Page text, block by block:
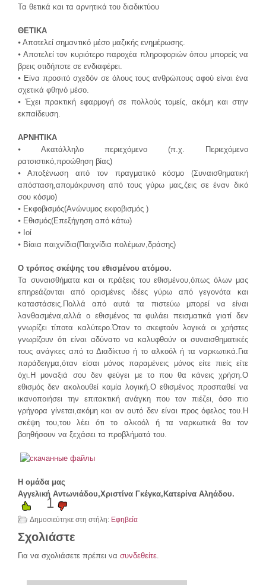
Τα θετικά και τα αρνητικά του διαδικτύου
ΘΕΤΙΚΑ
⦁ Αποτελεί σημαντικό μέσο μαζικής ενημέρωσης.
⦁ Αποτελεί τον κυριότερο παροχέα πληροφοριών όπου μπορείς να
βρεις οτιδήποτε σε ενδιαφέρει.
⦁ Είνα προσιτό σχεδόν σε όλους τους ανθρώπους αφού είναι ένα
σχετικά φθηνό μέσο.
⦁ Έχει πρακτική εφαρμογή σε πολλούς τομείς, ακόμη και στην
εκπαίδευση.
ΑΡΝΗΤΙΚΑ
⦁ Ακατάλληλο περιεχόμενο (π.χ. Περιεχόμενο
ρατσιστικό,προώθηση βίας)
⦁ Αποξένωση από τον πραγματικό κόσμο (Συναισθηματική
απόσταση,απομάκρυνση από τους γύρω μας,ζεις σε έναν δικό
σου κόσμο)
⦁ Εκφοβισμός(Ανώνυμος εκφοβισμός )
⦁ Εθισμός(Επεξήγηση από κάτω)
⦁ Ιοί
⦁ Βίαια παιχνίδια(Παιχνίδια πολέμων,δράσης)
Ο τρόπος σκέψης του εθισμένου ατόμου.
Τα συναισθήματα και οι πράξεις του εθισμένου,όπως όλων μας
επηρεάζονται από ορισμένες ιδέες γύρω από γεγονότα και
καταστάσεις.Πολλά από αυτά τα πιστεύω μπορεί να είναι
λανθασμένα,αλλά ο εθισμένος τα φυλάει πεισματικά γιατί δεν
γνωρίζει τίποτα καλύτερο.Όταν το σκεφτούν λογικά οι χρήστες
γνωρίζουν ότι είναι αδύνατο να καλυφθούν οι συναισθηματικές
τους ανάγκες από το Διαδίκτυο ή το αλκοόλ ή τα ναρκωτικά.Για
παράδειγμα,όταν είσαι μόνος παραμένεις μόνος είτε πιείς είτε
όχι.Η μοναξιά σου δεν φεύγει με το που θα κάνεις χρήση.Ο
εθισμός δεν ακολουθεί καμία λογική.Ο εθισμένος προσπαθεί να
ικανοποιήσει την επιτακτική ανάγκη που τον πιέζει, όσο πιο
γρήγορα γίνεται,ακόμη και αν αυτό δεν είναι προς όφελος του.Η
σκέψη του,του λέει ότι το αλκοόλ ή τα ναρκωτικά θα τον
βοηθήσουν να ξεχάσει τα προβλήματά του.
Η ομάδα μας
Αγγελική Αντωνιάδου,Χριστίνα Γκέγκα,Κατερίνα Αληάδου.
1
Δημοσιεύτηκε στη στήλη: Εφηβεία
Σχολιάστε
Για να σχολιάσετε πρέπει να συνδεθείτε